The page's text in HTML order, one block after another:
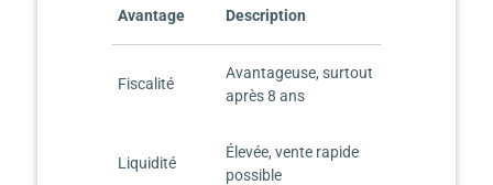
Avantage Description
Fiscalité
Avantageuse, surtout
après 8 ans
Liquidité
Élevée, vente rapide
possible